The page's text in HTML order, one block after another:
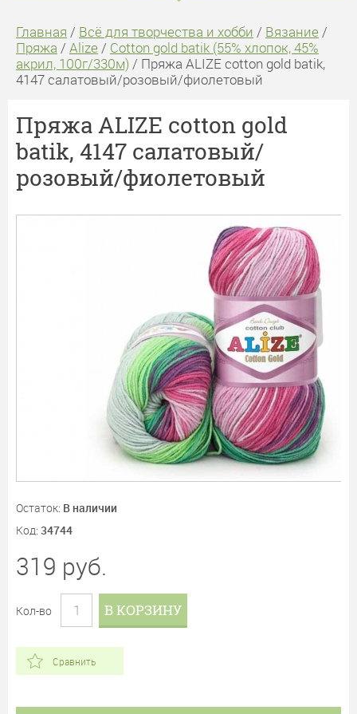
Главная / Всё для творчества и хобби / Вязание /
Пряжа / Alize / Cotton gold batik (55% хлопок, 45%
акрил, 100г/330м) / Пряжа ALIZE cotton gold batik,
4147 салатовый/розовый/фиолетовый
Пряжа ALIZE cotton gold
batik, 4147 салатовый/
розовый/фиолетовый
Остаток: В наличии
Код: 34744
319 руб.
Кол-во В КОРЗИНУ
Сравнить